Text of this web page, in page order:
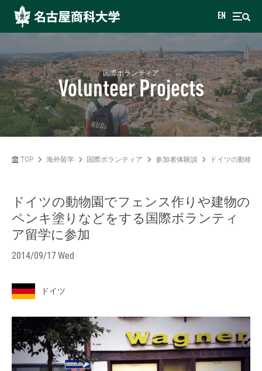
EN
国際ボランティア
Volunteer Projects
TOP 海外留学 国際ボランティア 参加者体験談 ドイツの動物
ドイツの動物園でフェンス作りや建物の
ペンキ塗りなどをする国際ボランティ
ア留学に参加
2014/09/17 Wed
ドイツ